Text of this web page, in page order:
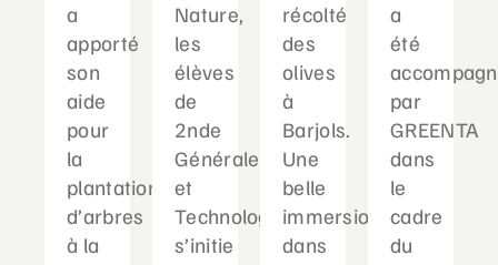
a
apporté
son
aide
pour
la
plantation
d’arbres
à la
Nature,
les
élèves
de
2nde
Générale
et
Technologique
s’initie
récolté
des
olives
à
Barjols.
Une
belle
immersion
dans
a
été
par
GREENTA
dans
le
cadre
du